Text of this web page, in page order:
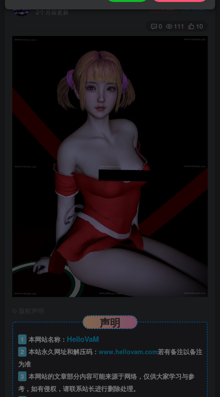
2个月前更新
0 111 10
版权声明
声明
1 本网站名称： HelloVaM
2 本站永久网址和解压码： www.hellovam.com若有备注以备注
为准
3 本网站的文章部分内容可能来源于网络，仅供大家学习与参
考，如有侵权，请联系站长进行删除处理。